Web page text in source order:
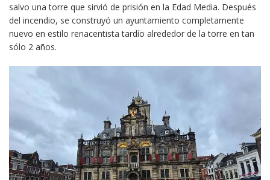
salvo una torre que sirvió de prisión en la Edad Media. Después
del incendio, se construyó un ayuntamiento completamente
nuevo en estilo renacentista tardío alrededor de la torre en tan
sólo 2 años.